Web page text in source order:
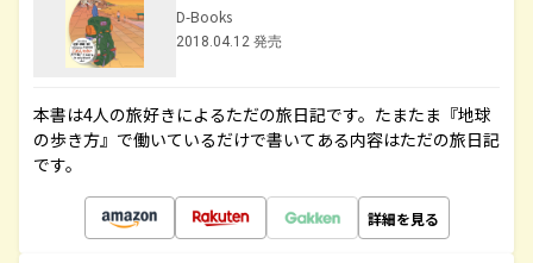
D-Books
2018.04.12 発売
本書は4人の旅好きによるただの旅日記です。たまたま『地球
の歩き方』で働いているだけで書いてある内容はただの旅日記
です。
詳細を見る